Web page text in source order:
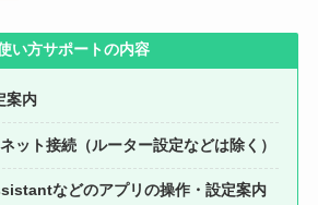
い方サポートの内容
案内
ット接続（ルーター設定などは除く）
などのアプリの操作・設定案内